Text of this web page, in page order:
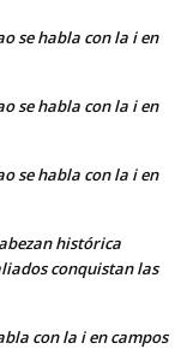
se habla con la i en
se habla con la i en
se habla con la i en
histórica
conquistan las
con la i en campos